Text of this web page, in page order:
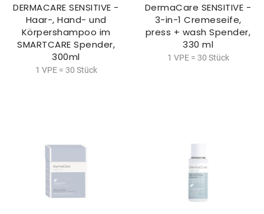
DERMACARE SENSITIVE -
Haar-, Hand- und
Körpershampoo im
SMARTCARE Spender,
300ml
1 VPE = 30 Stück
DermaCare SENSITIVE -
3-in-1 Cremeseife,
press + wash Spender,
330 ml
1 VPE = 30 Stück